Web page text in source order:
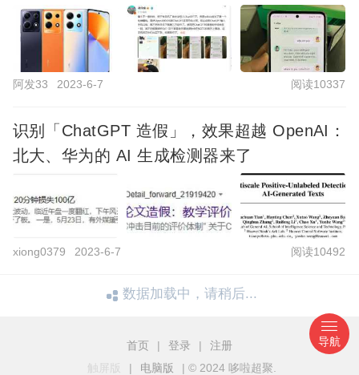
阿发33 2023-6-7 阅读10337
识别「ChatGPT 造假」，效果超越 OpenAI：
北大、华为的 AI 生成检测器来了
xiong0379 2023-6-7 阅读10492
数据加载中，请稍后...
首页 | 登录 |
注册
触屏版
| 电脑版 | © 2024 哆啦超聚.
导航